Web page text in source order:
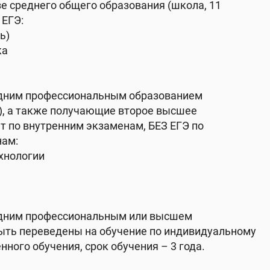
среднего общего образования (школа, 11
профессиональным образованием
а также получающие второе высшее
по внутренним экзаменам, БЕЗ ЕГЭ по
профессиональным или высшем
переведены на обучение по индивидуальному
обучения, срок обучения – 3 года.